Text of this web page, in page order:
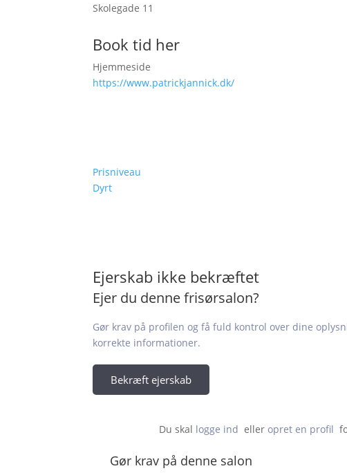
Skolegade 11
Book tid her
Hjemmeside
https://www.patrickjannick.dk/
Prisniveau
Dyrt
Ejerskab ikke bekræftet
Ejer du denne frisørsalon?
Gør krav på profilen og få fuld kontrol over dine
korrekte informationer.
Bekræft ejerskab
Du skal logge ind eller opret en profil
Gør krav på denne salon